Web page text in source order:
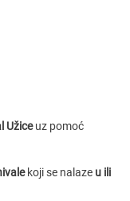
Užiceuz pomoć
koji se nalaze u ili